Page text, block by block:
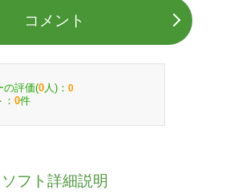
コメント
の評価(0 人)： 0
0件
ソフト詳細説明